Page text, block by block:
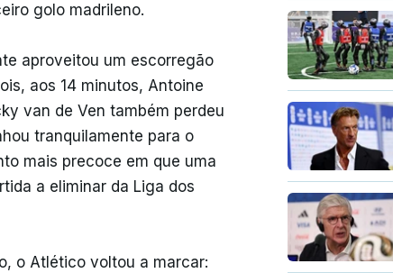
golo madrileno.
aproveitou um escorregão
aos 14 minutos, Antoine
van de Ven também perdeu
tranquilamente para o
mais precoce em que uma
a eliminar da Liga dos
o Atlético voltou a marcar: